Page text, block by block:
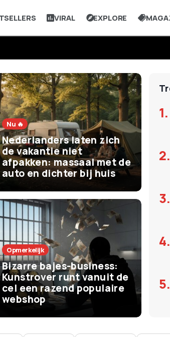
VIRAL EXPLORE
Het Leven
De beste
vaak bijna niks – en
waarom ze zo goed
Nu 🔥
Nederlanders laten zich
de vakantie niet
afpakken: massaal met de
auto en dichter bij huis
Opmerkelijk
Bizarre bajes-business:
Kunstrover runt vanuit de
cel een razend populaire
webshop